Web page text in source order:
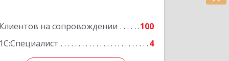
Клиентов на сопровождении
100
1С:Специалист
4